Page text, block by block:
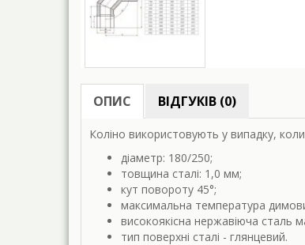
ОПИС ВІДГУКІВ (0)
Коліно використовують у випадку,
діаметр: 180/250;
товщина сталі: 1,0 мм;
кут повороту 45°;
максимальна температура
високоякісна нержавіюча сталь
тип поверхні сталі - глянцевий.